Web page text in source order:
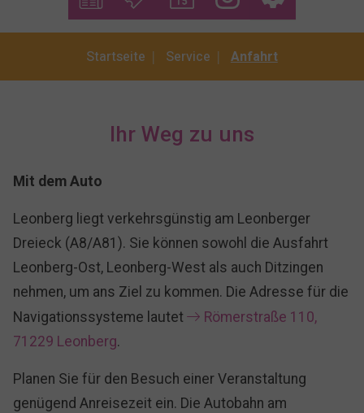
Startseite Service Anfahrt
Ihr Weg zu uns
Mit dem Auto
Leonberg liegt verkehrsgünstig am Leonberger
Dreieck (A8/A81). Sie können sowohl die Ausfahrt
Leonberg-Ost, Leonberg-West als auch Ditzingen
nehmen, um ans Ziel zu kommen. Die Adresse für die
Navigationssysteme lautet
Römerstraße 110,
71229 Leonberg.
Planen Sie für den Besuch einer Veranstaltung
genügend Anreisezeit ein. Die Autobahn am